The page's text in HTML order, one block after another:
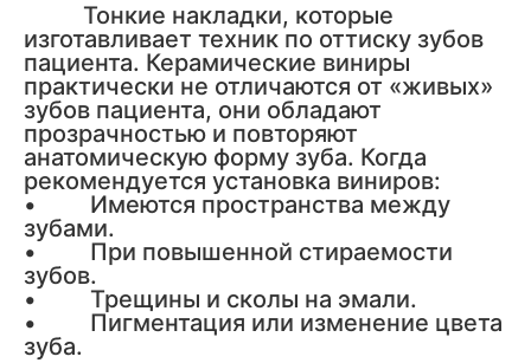
Тонкие накладки, которые
изготавливает техник по оттиску зубов
пациента. Керамические виниры
практически не отличаются от «живых»
зубов пациента, они обладают
прозрачностью и повторяют
анатомическую форму зуба. Когда
рекомендуется установка виниров:
• Имеются пространства между
зубами.
• При повышенной стираемости
зубов.
• Трещины и сколы на эмали.
• Пигментация или изменение цвета
зуба.